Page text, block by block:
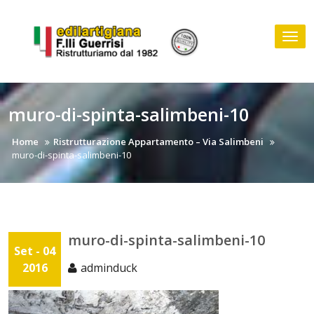
content
muro-di-spinta-salimbeni-10
Home
Ristrutturazione Appartamento – Via Salimbeni
muro-di-spinta-salimbeni-10
Set - 04
2016
muro-di-spinta-salimbeni-10
adminduck